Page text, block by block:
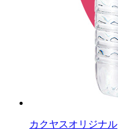
カクヤスオリジナル